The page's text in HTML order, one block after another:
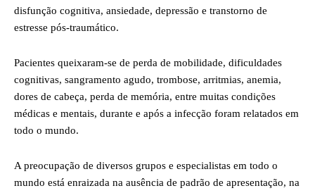
disfunção cognitiva, ansiedade, depressão e transtorno de
estresse pós-traumático.
Pacientes queixaram-se de perda de mobilidade, dificuldades
cognitivas, sangramento agudo, trombose, arritmias, anemia,
dores de cabeça, perda de memória, entre muitas condições
médicas e mentais, durante e após a infecção foram relatados em
todo o mundo.
A preocupação de diversos grupos e especialistas em todo o
mundo está enraizada na ausência de padrão de apresentação, na